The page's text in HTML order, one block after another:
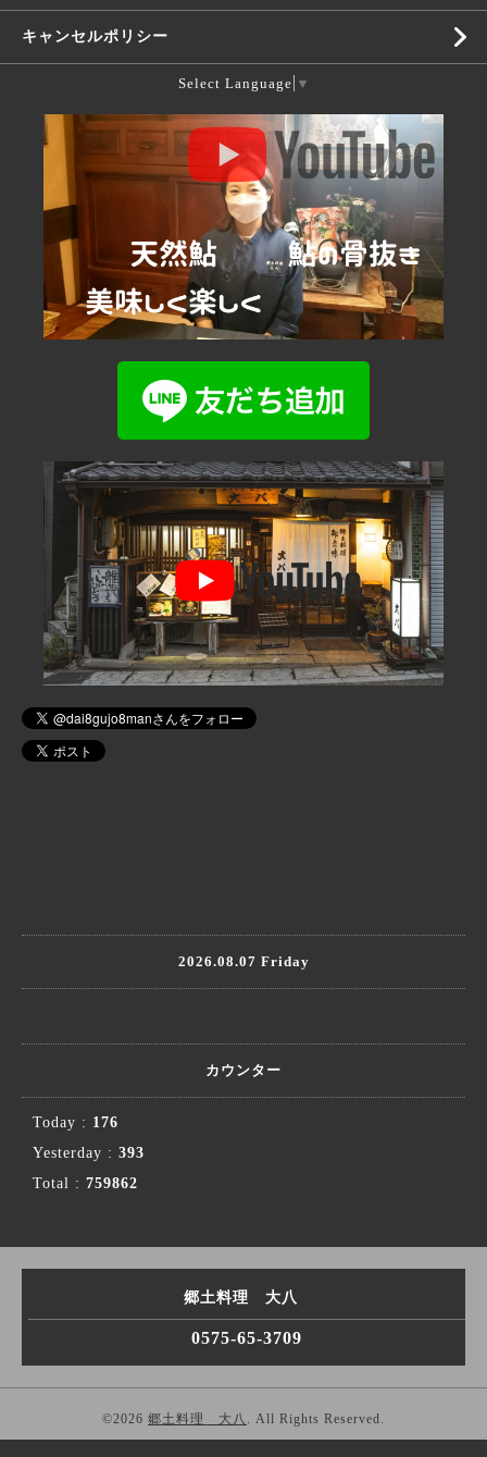
キャンセルポリシー
Select Language ▼
2026.08.07 Friday
カウンター
Today : 176
Yesterday : 393
Total : 759862
郷土料理 大八
0575-65-3709
©2026 郷土料理 大八 . All Rights Reserved.